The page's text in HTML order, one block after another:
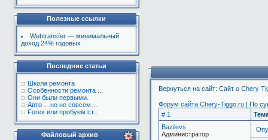
Полезные ссылки
Webtransfer — минимальный
доход 24% годовых
Последние статьи
Школа ремонта
Особенности ремонта ...
Они были первыми.
Авто …но не совсем…
Forex или пробуем ст...
Файловый архив
Вернуться на сайт: Сайт о Chery
Форум сайта Chery-Tiggo.ru | По
# 1
Bazilevs
Администратор